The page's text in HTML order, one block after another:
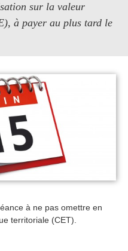
sur la valeur
à payer au plus tard le
à ne pas omettre en
territoriale (CET).